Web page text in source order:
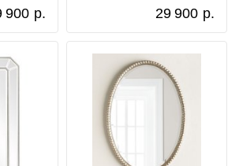
900 р. 29 900 р.